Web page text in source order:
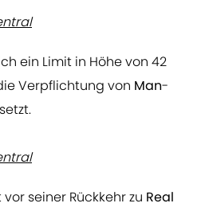
ein Limit in Höhe von 42
Verpflichtung von Man-
seiner Rückkehr zu Real